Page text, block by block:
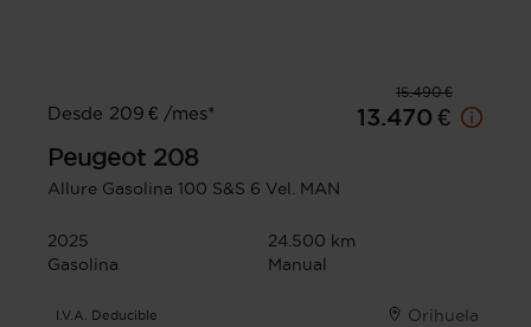
15.490 €
Desde 209 € /mes*
13.470 €
Peugeot 208
Allure Gasolina 100 S&S 6 Vel. MAN
2025
24.500 km
Gasolina
Manual
I.V.A. Deducible Orihuela